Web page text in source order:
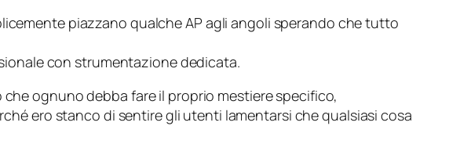
piazzano qualche AP agli angoli sperando che tutto
con strumentazione dedicata.
ognuno debba fare il proprio mestiere specifico,
ero stanco di sentire gli utenti lamentarsi che qualsiasi cosa